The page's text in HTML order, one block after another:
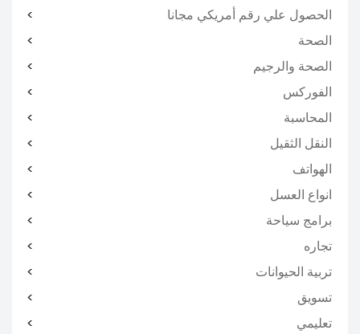
الحصول علي رقم أمريكي مجانا
الصحة
الصحة والرجيم
الفوركس
المحاسبة
النقل الثقيل
الهواتف
انواع العسل
برامج سياحة
تجاره
تربية الحيوانات
تسويق
تعليمي